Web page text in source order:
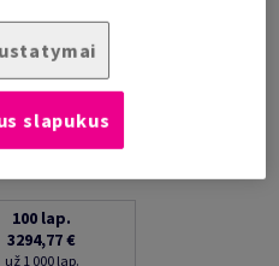
100 lap.
3294,77 €
už 1 000 lap.
slapukus